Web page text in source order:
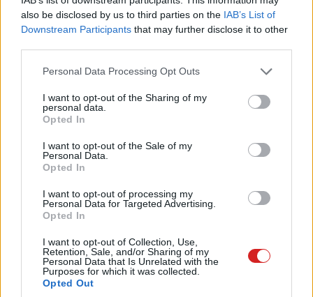
also be disclosed by us to third parties on the IAB’s List of
Downstream Participants that may further disclose it to other
Please note that this website/app uses one or more Google
not limited to your visit or usage behaviour. You may click to
grant or deny consent to Google and its third-party tags to
use your data for below specified purposes in below Google
consent section.
Personal Data Processing Opt Outs
I want to opt-out of the Sharing of my
personal data.
Opted In
I want to opt-out of the Sale of my
Personal Data.
Opted In
I want to opt-out of processing my
Personal Data for Targeted Advertising.
Opted In
I want to opt-out of Collection, Use,
Retention, Sale, and/or Sharing of my
Personal Data that Is Unrelated with the
Purposes for which it was collected.
Opted Out
Egy ohiói város, Dublin rendőrsége nyugdíjazta a DubBot
nevű robot rendőrt, miután az egyéves működése alatt
bírságot sem szabott ki. A robot 2025 júliusában kezdte
meg szolgálatát a Rock Cress Parking Garage területén,